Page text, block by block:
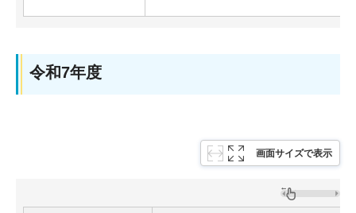
令和7年度
画面サイズで表示